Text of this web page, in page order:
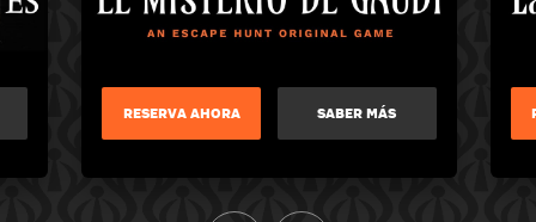
RESERVA AHORA SABER MÁS